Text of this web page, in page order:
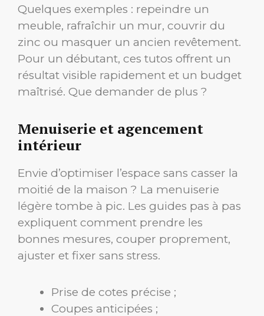
Quelques exemples : repeindre un
meuble, rafraîchir un mur, couvrir du
zinc ou masquer un ancien revêtement.
Pour un débutant, ces tutos offrent un
résultat visible rapidement et un budget
maîtrisé. Que demander de plus ?
Menuiserie et agencement
intérieur
Envie d’optimiser l’espace sans casser la
moitié de la maison ? La menuiserie
légère tombe à pic. Les guides pas à pas
expliquent comment prendre les
bonnes mesures, couper proprement,
ajuster et fixer sans stress.
Prise de cotes précise ;
Coupes anticipées ;